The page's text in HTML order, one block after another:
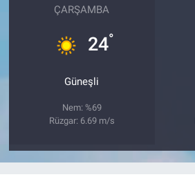
ÇARŞAMBA
24°
Güneşli
Nem: %69
Rüzgar: 6.69 m/s